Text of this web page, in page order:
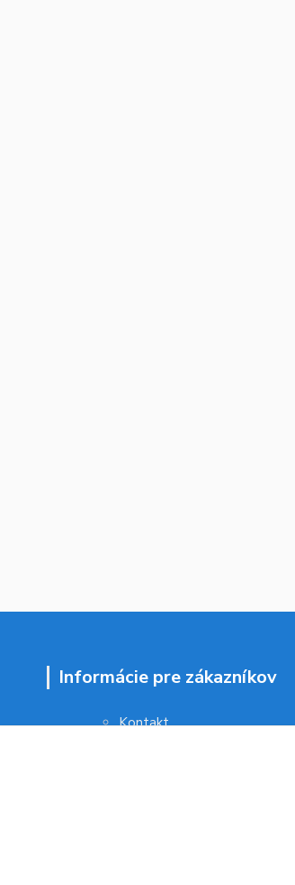
Informácie pre zákazníkov
Kontakt